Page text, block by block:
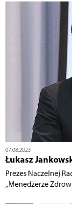
07.08.2023
Łukasz
Prezes Naczelnej
„Menedżerze